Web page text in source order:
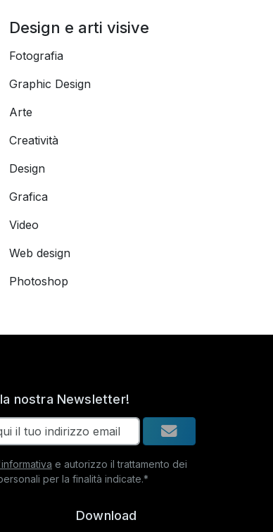
Design e arti visive
Fotografia
Graphic Design
Arte
Creatività
Design
Grafica
Video
Web design
Photoshop
nostra Newsletter!
e autorizzo il trattamento dei
per la finalità indicate.*
Download